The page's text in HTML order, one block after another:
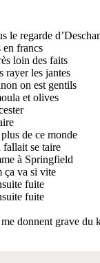
le regarde
en francs
loin des faits
rayer les jantes
on est gentils
et olives
de ce monde
fallait se taire
à Springfield
ça va si vite
fuite
fuite
donnent grave du